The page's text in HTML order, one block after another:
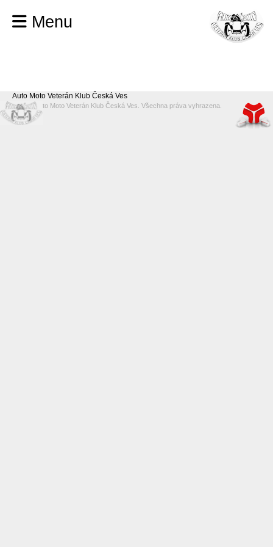
Menu
Auto Moto Veterán Klub Česká Ves
© 2026 Auto Moto Veterán Klub Česká Ves. Všechna práva vyhrazena.